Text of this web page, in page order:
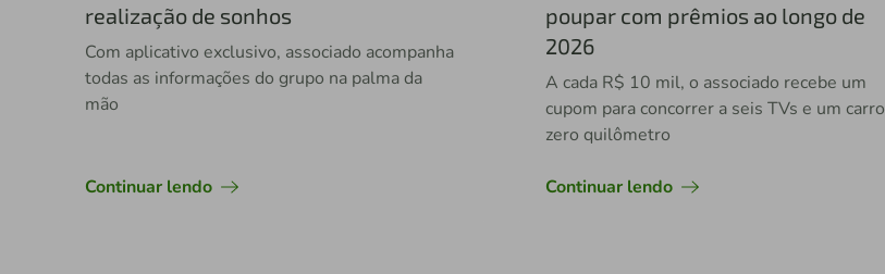
realização de sonhos
Com aplicativo exclusivo, associado acompanha
todas as informações do grupo na palma da
mão
Continuar lendo
poupar com prêmios ao longo de
2026
A cada R$ 10 mil, o associado recebe um
cupom para concorrer a seis TVs e um carro
zero quilômetro
Continuar lendo